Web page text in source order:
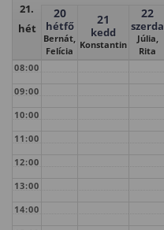
21.
hét
20
hétfő
Bernát,
Felícia
21
kedd
Konstantin
22
szerda
Júlia,
Rita
08:00
09:00
10:00
11:00
12:00
13:00
14:00